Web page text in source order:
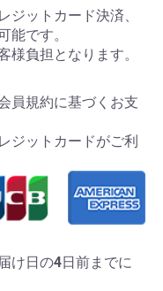
ジットカード決済、
能です。
様負担となります。
員規約に基づくお支
ジットカードがご利
け日の4日前までに